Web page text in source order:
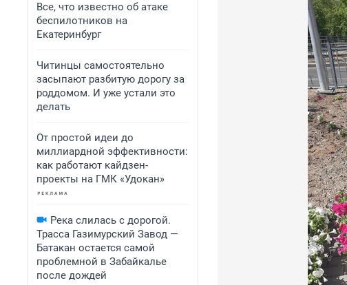
Все, что известно об атаке
беспилотников на
Екатеринбург
Читинцы самостоятельно
засыпают разбитую дорогу за
роддомом. И уже устали это
делать
От простой идеи до
миллиардной эффективности:
как работают кайдзен-
проекты на ГМК «Удокан»
Река слилась с дорогой.
Трасса Газимурский Завод —
Батакан остается самой
проблемной в Забайкалье
после дождей